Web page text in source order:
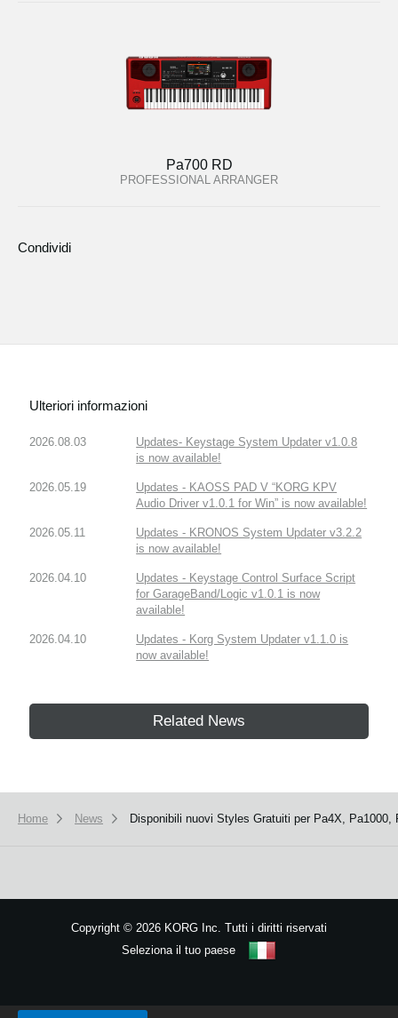
Pa700 RD
PROFESSIONAL ARRANGER
Condividi
Ulteriori informazioni
2026.08.03
Updates- Keystage System Updater v1.0.8
is now available!
2026.05.19
Updates - KAOSS PAD V “KORG KPV
Audio Driver v1.0.1 for Win” is now available!
2026.05.11
Updates - KRONOS System Updater v3.2.2
is now available!
2026.04.10
Updates - Keystage Control Surface Script
for GarageBand/Logic v1.0.1 is now
available!
2026.04.10
Updates - Korg System Updater v1.1.0 is
now available!
Related News
Home News Disponibili nuovi Styles Gratuiti per Pa4X, Pa1000,
Copyright © 2026 KORG Inc. Tutti i diritti riservati
Seleziona il tuo paese